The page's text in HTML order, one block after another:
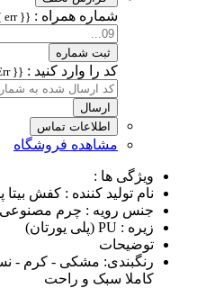
شماره همراه : {{ err }}
ثبت شماره
کد را وارد کنید : {{ codeErr }}
ارسال
اطلاعات تماس
مشاهده فروشگاه
ویژگی ها :
نام تولید کننده : کفش بیتا
جنس رویه : چرم
زیره : PU (پلی یورتان)
توضیحات
رنگبندی: مشکی - کرم -
کاملا سبک و راحت